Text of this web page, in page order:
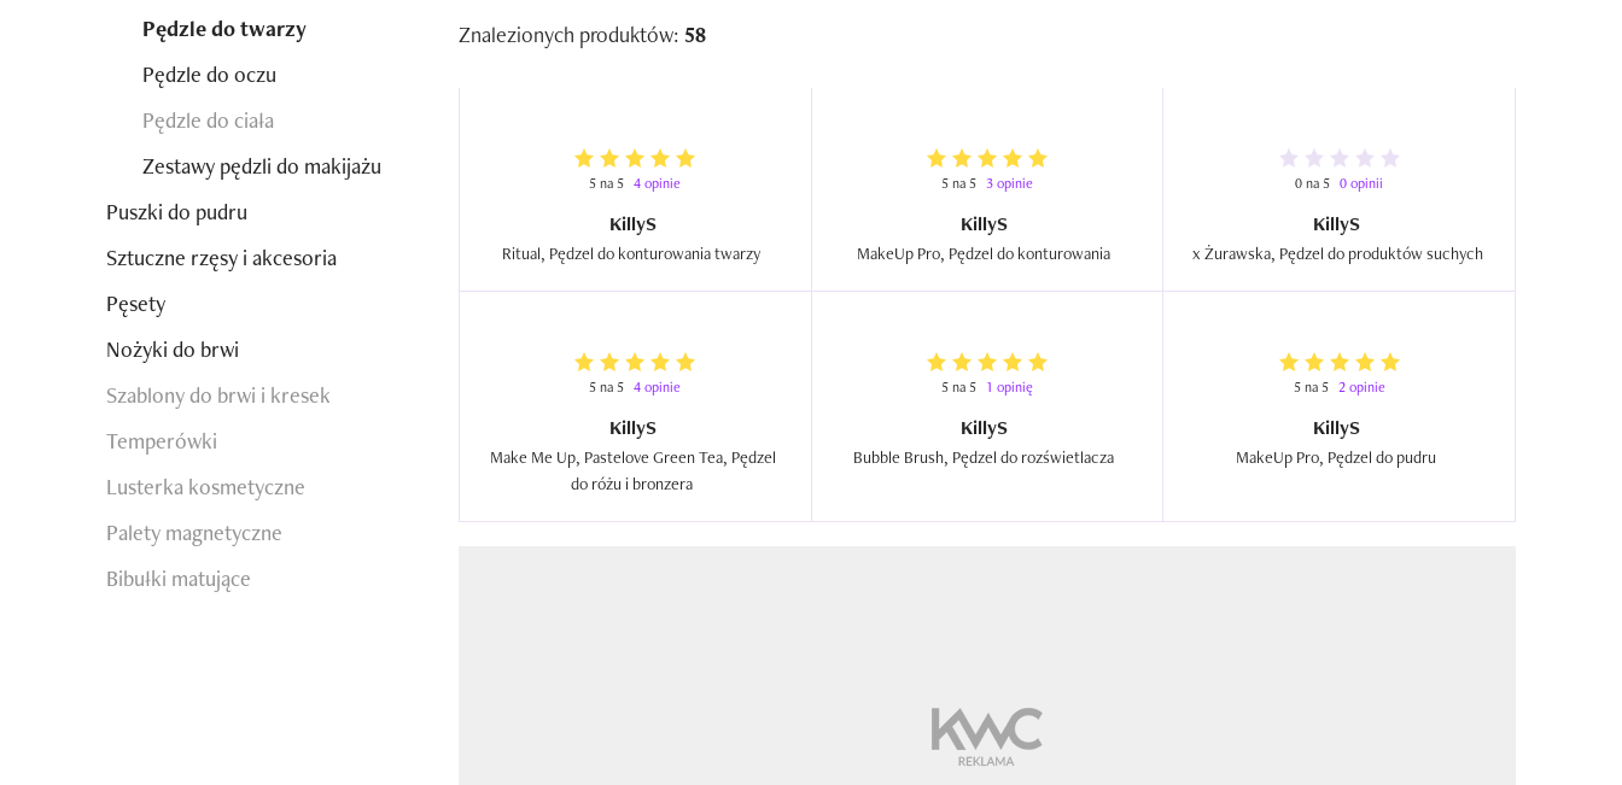
Pędzle do twarzy
Pędzle do oczu
Pędzle do ciała
Zestawy pędzli do makijażu
Puszki do pudru
Sztuczne rzęsy i akcesoria
Pęsety
Nożyki do brwi
Szablony do brwi i kresek
Temperówki
Lusterka kosmetyczne
Palety magnetyczne
Bibułki matujące
Znalezionych produktów: 58
5 na 5 4 opinie
KillyS
5 na 5 3 opinie
KillyS
0 na 5 0 opinii
KillyS
5 na 5 4 opinie
KillyS
Make Me Up, Pastelove Green Tea, Pędzel
5 na 5 1 opinię
KillyS
5 na 5 2 opinie
KillyS